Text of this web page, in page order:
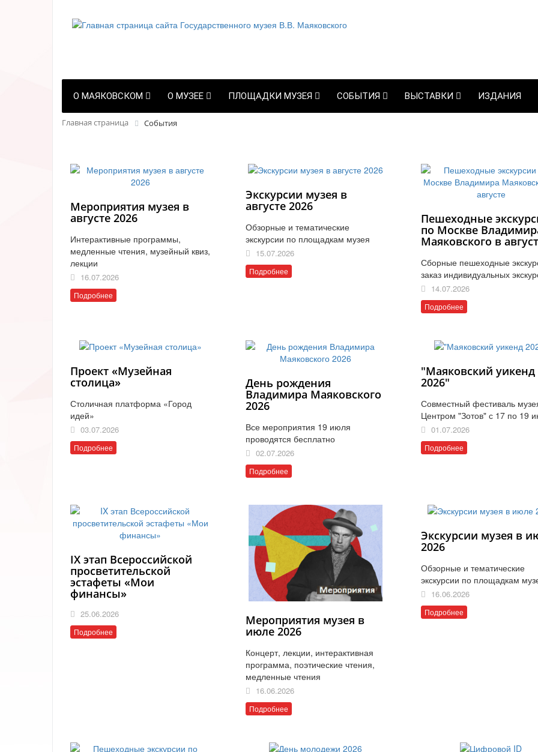
О МАЯКОВСКОМ О МУЗЕЕ ПЛОЩАДКИ МУЗЕЯ СОБЫТИЯ ВЫСТАВКИ ИЗДАНИЯ
Главная страница События
Мероприятия музея в
августе 2026
Интерактивные программы,
медленные чтения, музейный квиз,
лекции
16.07.2026
Подробнее
Экскурсии музея в
августе 2026
Обзорные и тематические
экскурсии по площадкам музея
15.07.2026
Подробнее
Пешеходные
по Москве
Маяковского в
Сборные пешеходные
заказ индивидуальных
14.07.2026
Подробнее
Проект «Музейная
столица»
Столичная платформа «Город
идей»
03.07.2026
Подробнее
День рождения
Владимира Маяковского
2026
Все мероприятия 19 июля
проводятся бесплатно
02.07.2026
Подробнее
"Маяковский уикенд
2026"
Совместный фестиваль
Центром "Зотов" с 17 по 19
01.07.2026
Подробнее
IX этап Всероссийской
просветительской
эстафеты «Мои
финансы»
25.06.2026
Подробнее
Мероприятия музея в
июле 2026
Концерт, лекции, интерактивная
программа, поэтические чтения,
медленные чтения
16.06.2026
Подробнее
Экскурсии музея в
2026
Обзорные и тематические
экскурсии по площадкам
16.06.2026
Подробнее